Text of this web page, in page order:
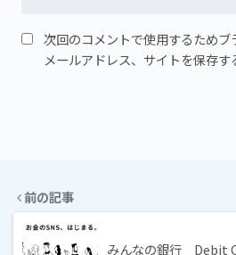
次回のコメントで使用するためブ
メールアドレス、サイトを保存す
前の記事
みんなの銀行 Debit